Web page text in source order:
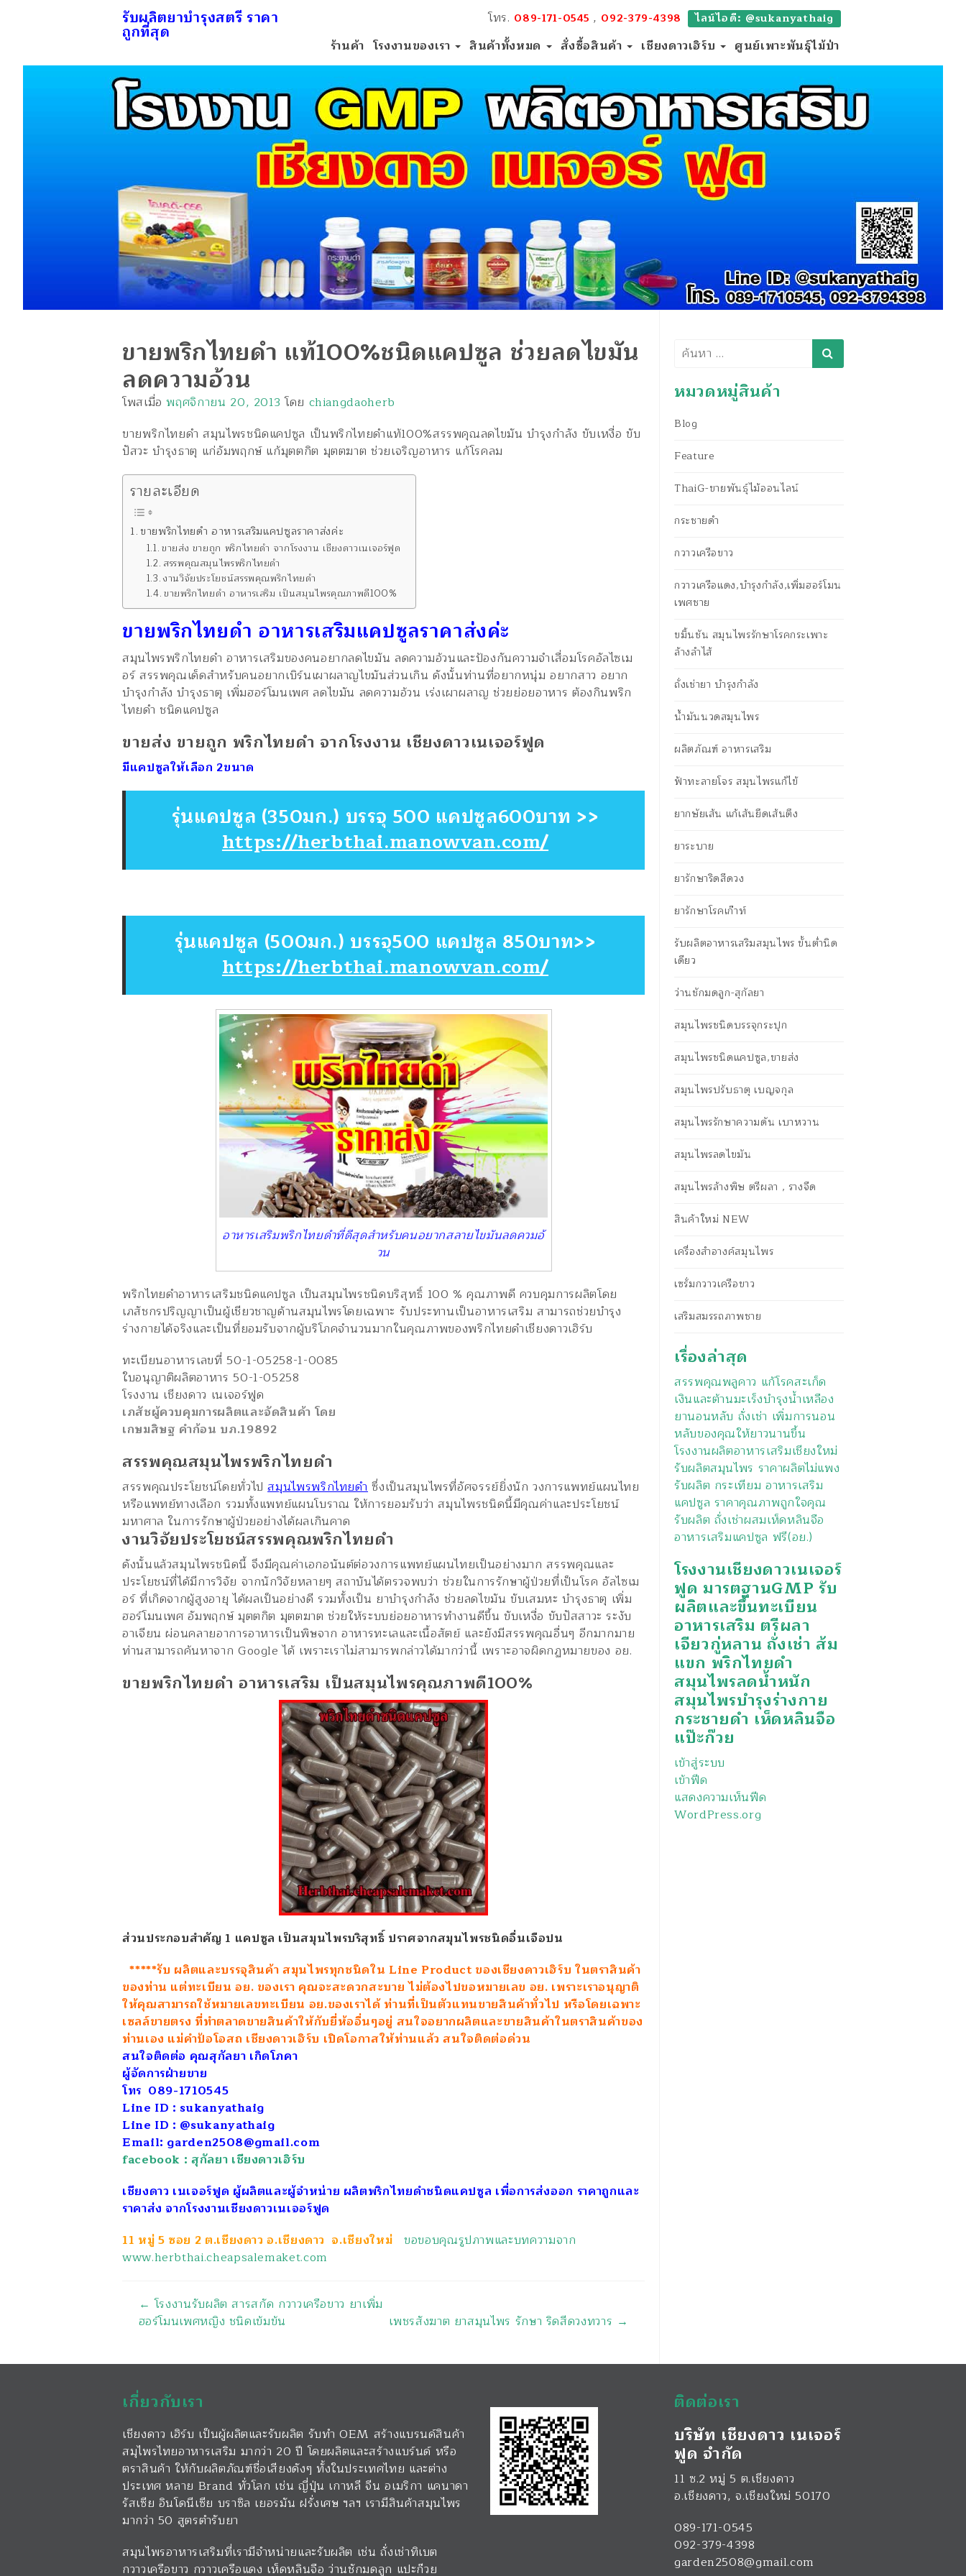
รับผลิตยาบำรุงสตรี ราคา
ถูกที่สุด
โทร. 089-171-0545 , 092-379-4398 ไลน์ไอดี: @sukanyathaig
ร้านค้า โรงงานของเรา สินค้าทั้งหมด สั่งซื้อสินค้า เชียงดาวเฮิร์บ ศูนย์เพาะพันธุ์ไม้ป่า
ขายพริกไทยดำ แท้100%ชนิดแคปซูล ช่วยลดไขมัน
ลดความอ้วน
โพสเมื่อ พฤศจิกายน 20, 2013 โดย chiangdaoherb
ขายพริกไทยดำ สมุนไพรชนิดแคปซูล เป็นพริกไทยดำแท้100%สรรพคุณลดไขมัน บำรุงกำลัง ขับเหงื่อ ขับ
ปัสวะ บำรุงธาตุ แก่อัมพฤกษ์ แก้มุตตกิต มุตตฆาต ช่วยเจริญอาหาร แก้โรคลม
รายละเอียด
ขายพริกไทยดำ อาหารเสริมแคปซูลราคาส่งค่ะ
ขายส่ง ขายถูก พริกไทยดำ จากโรงงาน เชียงดาวเนเจอร์ฟูด
สรรพคุณสมุนไพรพริกไทยดำ
งานวิจัยประโยชน์สรรพคุณพริกไทยดำ
ขายพริกไทยดำ อาหารเสริม เป็นสมุนไพรคุณภาพดี100%
ขายพริกไทยดำ อาหารเสริมแคปซูลราคาส่งค่ะ
สมุนไพรพริกไทยดำ อาหารเสริมของคนอยากลดไขมัน ลดความอ้วนและป้องกันความจำเสื่อมโรคอัลไซเม
อร์ สรรพคุณเด็ดสำหรับคนอยากเบิร์นเผาผลาญไขมันส่วนเกิน ดังนั้นท่านที่อยากหนุ่ม อยากสาว อยาก
บำรุงกำลัง บำรุงธาตุ เพิ่มฮอร์โมนเพศ ลดไขมัน ลดความอ้วน เร่งเผาผลาญ ช่วยย่อยอาหาร ต้องกินพริก
ไทยดำ ชนิดแคปซูล
ขายส่ง ขายถูก พริกไทยดำ จากโรงงาน เชียงดาวเนเจอร์ฟูด
มีแคปซูลให้เลือก 2ขนาด
รุ่นแคปซูล (350มก.) บรรจุ 500 แคปซูล600บาท >>
https://herbthai.manowvan.com/
รุ่นแคปซูล (500มก.) บรรจุ500 แคปซูล 850บาท>>
https://herbthai.manowvan.com/
อาหารเสริมพริกไทยดำที่ดีสุดสำหรับคนอยากสลายไขมันลดควมอ้
วน
พริกไทยดำอาหารเสริมชนิดแคปซูล เป็นสมุนไพรชนิดบริสุทธิ์ 100 % คุณภาพดี ควบคุมการผลิตโดย
เภสัชกรปริญญาเป็นผู้เชียวชาญด้านสมุนไพรโดยเฉพาะ รับประทานเป็นอาหารเสริม สามารถช่วยบำรุง
ร่างกายได้จริงและเป็นที่ยอมรับจากผู้บริโภคจำนวนมากในคุณภาพของพริกไทยดำเชียงดาวเฮิร์บ
ทะเบียนอาหารเลขที่ 50-1-05258-1-0085
ใบอนุญาติผลิตอาหาร 50-1-05258
โรงงาน เชียงดาว เนเจอร์ฟูด
เภสัชผู้ควบคุมการผลิตและจัดสินค้า โดย
เกษมสิษฐ คำก้อน บภ.19892
สรรพคุณสมุนไพรพริกไทยดำ
สรรพคุณประโยชน์โดยทั่วไปสมุนไพรพริกไทยดำซึ่งเป็นสมุนไพรที่อัศจรรย์ยิ่งนัก วงการแพทย์แผนไทย
หรือแพทย์ทางเลือก รวมทั้งแพทย์แผนโบราณ ให้การยอมรับว่า สมุนไพรชนิดนี้มีคุณค่าและประโยชน์
มหาศาล ในการรักษาผู้ป่วยอย่างได้ผลเกินคาด
งานวิจัยประโยชน์สรรพคุณพริกไทยดำ
ดังนั้นแล้วสมุนไพรชนิดนี้ จึงมีคุณค่าเอกอนันต์ต่อวงการแพทย์แผนไทยเป็นอย่างมาก สรรพคุณและ
ประโยชน์ที่ได้มีการวิจัย จากนักวิจัยหลายๆ สถาบันได้ตรวจพบว่า ช่วยในการรักษาผู้ป่วยที่เป็นโรค อัลไซเม
อร์ ที่เกิดจากผู้สูงอายุ ได้ผลเป็นอย่างดี รวมทั้งเป็น ยาบำรุงกำลัง ช่วยลดไขมัน ขับเสมหะ บำรุงธาตุ เพิ่ม
ฮอร์โมนเพศ อัมพฤกษ์ มุตตกิต มุตตฆาต ช่วยให้ระบบย่อยอาหารทำงานดีขึ้น ขับเหงื่อ ขับปัสสาวะ ระงับ
อาเจียน ผ่อนคลายอาการอาหารเป็นพิษจาก อาหารทะเลและเนื้อสัตย์ และยังมีสรรพคุณอื่นๆ อีกมากมาย
ท่านสามารถค้นหาจาก Google ได้ เพราะเราไม่สามารพกล่าวได้มากว่านี้ เพราะอาจผิดกฏหมายของ อย.
ขายพริกไทยดำ อาหารเสริม เป็นสมุนไพรคุณภาพดี100%
ส่วนประกอบสำคัญ 1 แคปซูล เป็นสมุนไพรบริสุทธิ์ ปราศจากสมุนไพรชนิดอื่นเจือปน
*****รับ ผลิตและบรรจุสินค้า สมุนไพรทุกชนิดใน Line Product ของเชียงดาวเฮิร์บ ในตราสินค้า
ของท่าน แต่ทะเบียน อย. ของเรา คุณจะสะดวกสะบาย ไม่ต้องไปขอหมายเลข อย. เพราะเราอนุญาติ
ให้คุณสามารถใช้หมายเลขทะเบียน อย.ของเราได้ ท่านที่เป็นตัวแทนขายสินค้าทั่วไป หรือโดยเฉพาะ
เซลล์ขายตรง ที่ทำตลาดขายสินค้าให้กับยี่ห้ออื่นๆอยู่ สนใจอยากผลิตและขายสินค้าในตราสินค้าของ
ท่านเอง แม่คำป้อโอสถ เชียงดาวเฮิร์บ เปิดโอกาสให้ท่านแล้ว สนใจติดต่อด่วน
สนใจติดต่อ คุณสุกัลยา เกิดโภคา
ผู้จัดการฝ่ายขาย
โทร 089-1710545
Line ID : sukanyathaig
Line ID : @sukanyathaig
Email: garden2508@gmail.com
facebook : สุกัลยา เชียงดาวเฮิร์บ
เชียงดาว เนเจอร์ฟูด ผู้ผลิตและผู้จำหน่าย ผลิตพริกไทยดำชนิดแคปซูล เพื่อการส่งออก ราคาถูกและ
ราคาส่ง จากโรงงานเชียงดาวเนเจอร์ฟูด
11 หมู่ 5 ซอย 2 ต.เชียงดาว อ.เชียงดาว จ.เชียงใหม่
ขอขอบคุณรูปภาพและบทความจาก
www.herbthai.cheapsalemaket.com
นำทาง
← โรงงานรับผลิต สารสกัด กวาวเครือขาว ยาเพิ่ม
ฮอร์โมนเพศหญิง ชนิดเข้มข้น
เพชรสังฆาต ยาสมุนไพร รักษา ริดสีดวงทวาร →
ค้นหา
หมวดหมู่สินค้า
Blog
Feature
ThaiG-ขายพันธุ์ไม้ออนไลน์
กระชายดำ
กวาวเครือขาว
กวาวเครือแดง,บำรุงกำลัง,เพิ่มฮอร์โมน
เพศชาย
ขมิ้นชัน สมุนไพรรักษาโรคกระเพาะ
ล้างลำไส้
ถั่งเช่ายา บำรุงกำลัง
น้ำมันนวดสมุนไพร
ผลิตภัณฑ์ อาหารเสริม
ฟ้าทะลายโจร สมุนไพรแก้ไข้
ยากษัยเส้น แก้เส้นยึดเส้นตึง
ยาระบาย
ยารักษาริดสีดวง
ยารักษาโรคเก๊าท์
รับผลิตอาหารเสริมสมุนไพร ขั้นต่ำนิด
เดียว
ว่านชักมดลูก-สุกัลยา
สมุนไพรชนิดบรรจุกระปุก
สมุนไพรชนิดแคปซูล,ขายส่ง
สมุนไพรปรับธาตุ เบญจกุล
สมุนไพรรักษาความดัน เบาหวาน
สมุนไพรลดไขมัน
สมุนไพรล้างพิษ ตรีผลา , รางจืด
สินค้าใหม่ NEW
เครื่องสำอางค์สมุนไพร
เซรั่มกวาวเครือขาว
เสริมสมรรถภาพชาย
เรื่องล่าสุด
สรรพคุณพลูคาว แก้โรคสะเก็ด
เงินและต้านมะเร็งบำรุงน้ำเหลือง
ยานอนหลับ ถั่งเช่า เพิ่มการนอน
หลับของคุณให้ยาวนานขึ้น
โรงงานผลิตอาหารเสริมเชียงใหม่
รับผลิตสมุนไพร ราคาผลิตไม่แพง
รับผลิต กระเทียม อาหารเสริม
แคปซูล ราคาคุณภาพถูกใจคุณ
รับผลิต ถั่งเช่าผสมเห็ดหลินจือ
อาหารเสริมแคปซูล ฟรี(อย.)
โรงงานเชียงดาวเนเจอร์
ฟูด มารตฐานGMP รับ
ผลิตและขึ้นทะเบียน
อาหารเสริม ตรีผลา
เจียวกู่หลาน ถั่งเช่า ส้ม
แขก พริกไทยดำ
สมุนไพรลดน้ำหนัก
สมุนไพรบำรุงร่างกาย
กระชายดำ เห็ดหลินจือ
แป๊ะก๊วย
เข้าสู่ระบบ
เข้าฟีด
แสดงความเห็นฟีด
WordPress.org
เกี่ยวกับเรา
เชียงดาว เฮิร์บ เป็นผู้ผลิตและรับผลิต รับทำ OEM สร้างแบรนด์สินค้า
สมุไพรไทยอาหารเสริม มากว่า 20 ปี โดยผลิตและสร้างแบร์นด์ หรือ
ตราสินค้า ให้กับผลิตภัณฑ์ชื่อเสียงดังๆ ทั้งในประเทศไทย และต่าง
ประเทศ หลาย Brand ทั่วโลก เช่น ญี่ปุ่น เกาหลี จีน อเมริกา แคนาดา
รัสเซีย อินโดนีเซีย บราซิล เยอรมัน ฝรั่งเศษ ฯลฯ เรามีสินค้าสมุนไพร
มากว่า 50 สูตรตำรับยา
สมุนไพรอาหารเสริมที่เรามีจำหน่ายและรับผลิต เช่น ถั่งเช่าทิเบต
กวาวเครือขาว กวาวเครือแดง เห็ดหลินจือ ว่านชักมดลูก แปะก๊วย
ติดต่อเรา
บริษัท เชียงดาว เนเจอร์
ฟูด จำกัด
11 ซ.2 หมู่ 5 ต.เชียงดาว
อ.เชียงดาว, จ.เชียงใหม่ 50170
089-171-0545
092-379-4398
garden2508@gmail.com